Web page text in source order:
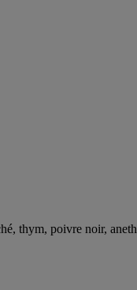
thym, poivre noir, aneth